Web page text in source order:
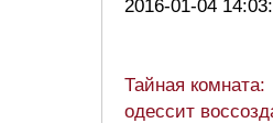
2016-01-04
Тайная комната:
одессит